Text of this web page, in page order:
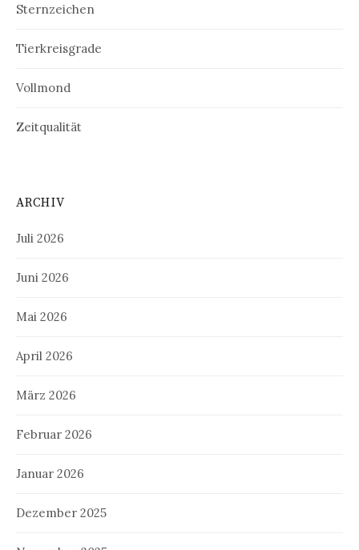
Sternzeichen
Tierkreisgrade
Vollmond
Zeitqualität
ARCHIV
Juli 2026
Juni 2026
Mai 2026
April 2026
März 2026
Februar 2026
Januar 2026
Dezember 2025